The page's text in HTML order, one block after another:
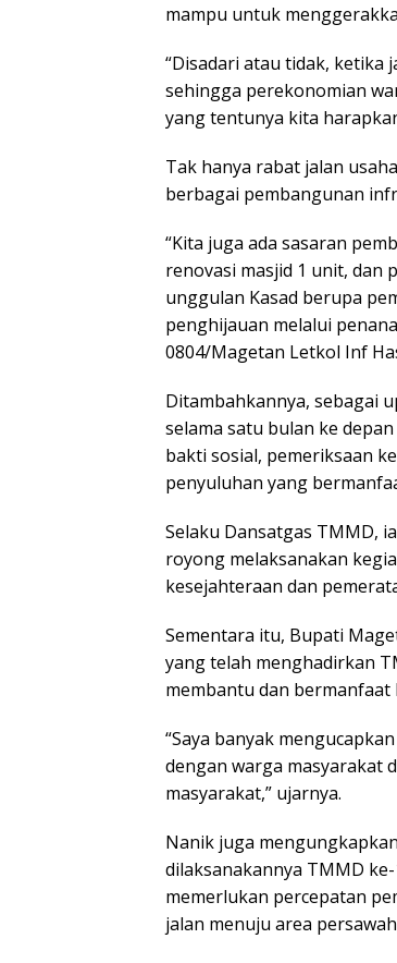
mampu untuk
“Disadari atau tidak, ketika
sehingga perekonomian
yang tentunya kita
Tak hanya rabat jalan
berbagai pembangunan
“Kita juga ada sasaran
renovasi masjid 1 unit, dan
unggulan Kasad berupa
penghijauan melalui
0804/Magetan Letkol Inf
Ditambahkannya, sebagai
selama satu bulan ke
bakti sosial, pemeriksaan
penyuluhan yang
Selaku Dansatgas TMMD,
royong melaksanakan
kesejahteraan dan
Sementara itu, Bupati
yang telah menghadirkan
membantu dan bermanfaat
“Saya banyak
dengan warga masyarakat
masyarakat,” ujarnya.
Nanik juga
dilaksanakannya TMMD
memerlukan percepatan
jalan menuju area